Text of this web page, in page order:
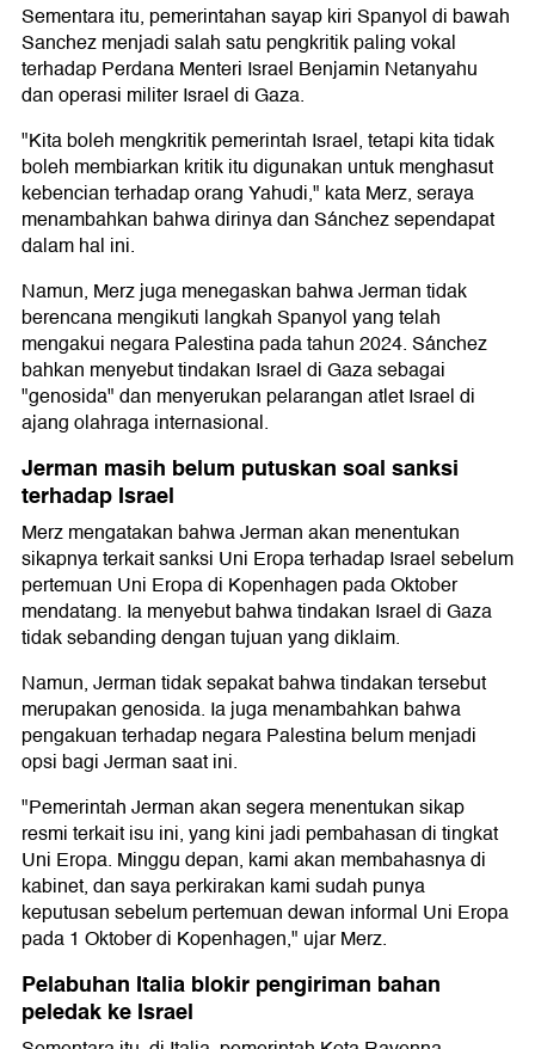
Sementara itu, pemerintahan sayap kiri Spanyol di bawah
Sanchez menjadi salah satu pengkritik paling vokal
terhadap Perdana Menteri Israel Benjamin Netanyahu
dan operasi militer Israel di Gaza.
"Kita boleh mengkritik pemerintah Israel, tetapi kita tidak
boleh membiarkan kritik itu digunakan untuk menghasut
kebencian terhadap orang Yahudi," kata Merz, seraya
menambahkan bahwa dirinya dan Sánchez sependapat
dalam hal ini.
Namun, Merz juga menegaskan bahwa Jerman tidak
berencana mengikuti langkah Spanyol yang telah
mengakui negara Palestina pada tahun 2024. Sánchez
bahkan menyebut tindakan Israel di Gaza sebagai
"genosida" dan menyerukan pelarangan atlet Israel di
ajang olahraga internasional.
Jerman masih belum putuskan soal sanksi
terhadap Israel
Merz mengatakan bahwa Jerman akan menentukan
sikapnya terkait sanksi Uni Eropa terhadap Israel sebelum
pertemuan Uni Eropa di Kopenhagen pada Oktober
mendatang. Ia menyebut bahwa tindakan Israel di Gaza
tidak sebanding dengan tujuan yang diklaim.
Namun, Jerman tidak sepakat bahwa tindakan tersebut
merupakan genosida. Ia juga menambahkan bahwa
pengakuan terhadap negara Palestina belum menjadi
opsi bagi Jerman saat ini.
"Pemerintah Jerman akan segera menentukan sikap
resmi terkait isu ini, yang kini jadi pembahasan di tingkat
Uni Eropa. Minggu depan, kami akan membahasnya di
kabinet, dan saya perkirakan kami sudah punya
keputusan sebelum pertemuan dewan informal Uni Eropa
pada 1 Oktober di Kopenhagen," ujar Merz.
Pelabuhan Italia blokir pengiriman bahan
peledak ke Israel